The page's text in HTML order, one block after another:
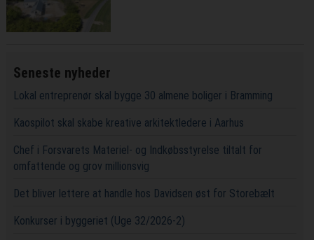
Seneste nyheder
Lokal entreprenør skal bygge 30 almene boliger i Bramming
Kaospilot skal skabe kreative arkitektledere i Aarhus
Chef i Forsvarets Materiel- og Indkøbsstyrelse tiltalt for
omfattende og grov millionsvig
Det bliver lettere at handle hos Davidsen øst for Storebælt
Konkurser i byggeriet (Uge 32/2026-2)